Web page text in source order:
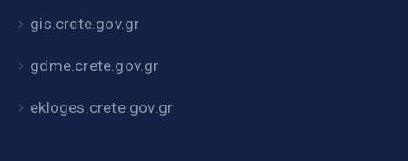
gis.crete.gov.gr
gdme.crete.gov.gr
ekloges.crete.gov.gr